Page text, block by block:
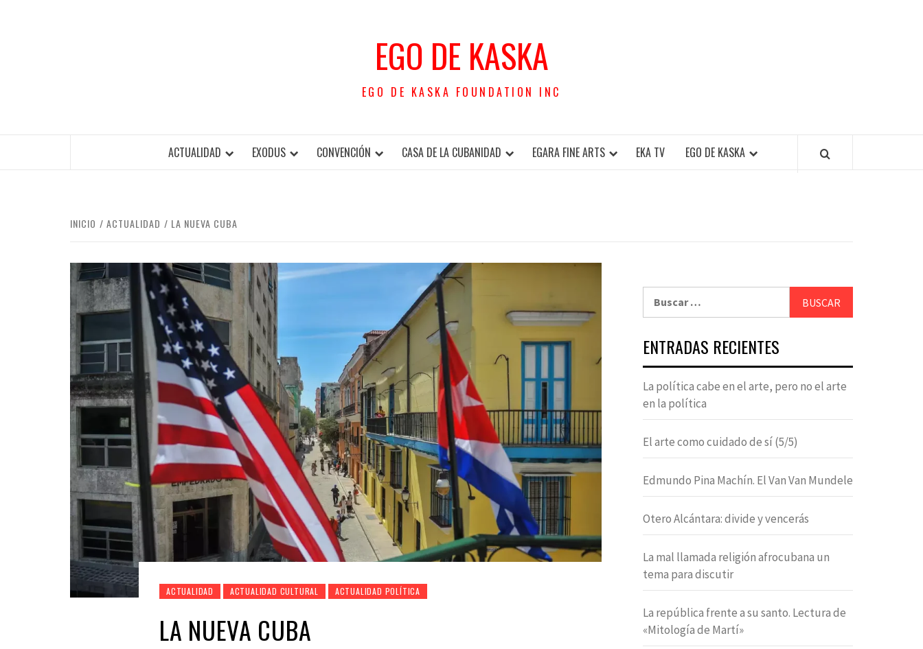
EGO DE KASKA
EGO DE KASKA FOUNDATION INC
ACTUALIDAD EXODUS CONVENCIÓN CASA DE LA CUBANIDAD EGARA FINE ARTS EKA TV EGO DE KASKA
INICIO ACTUALIDAD LA NUEVA CUBA
ACTUALIDAD ACTUALIDAD CULTURAL ACTUALIDAD POLÍTICA
LA NUEVA CUBA
ENTRADAS RECIENTES
La política cabe en el arte, pero no el arte
en la política
El arte como cuidado de sí (5/5)
Edmundo Pina Machín. El Van Van Mundele
Otero Alcántara: divide y vencerás
La mal llamada religión afrocubana un
tema para discutir
La república frente a su santo. Lectura de
«Mitología de Martí»